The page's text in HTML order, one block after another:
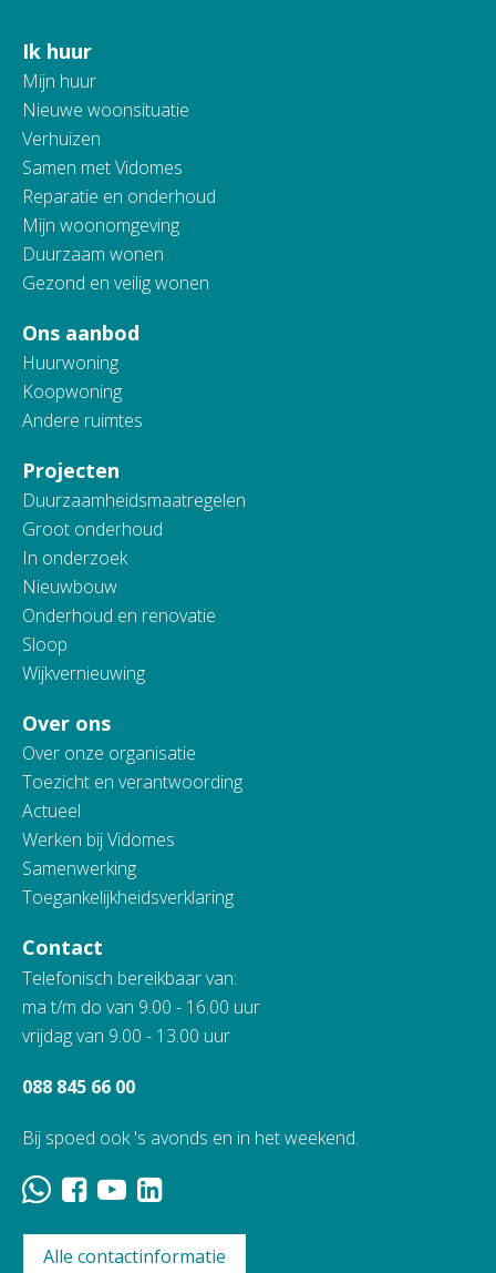
Contactinformatie
Ik huur
Mijn huur
Nieuwe woonsituatie
Verhuizen
Samen met Vidomes
Reparatie en onderhoud
Mijn woonomgeving
Duurzaam wonen
Gezond en veilig wonen
Ons aanbod
Huurwoning
Koopwoning
Andere ruimtes
Projecten
Duurzaamheidsmaatregelen
Groot onderhoud
In onderzoek
Nieuwbouw
Onderhoud en renovatie
Sloop
Wijkvernieuwing
Over ons
Over onze organisatie
Toezicht en verantwoording
Actueel
Werken bij Vidomes
Samenwerking
Toegankelijkheidsverklaring
Contact
Telefonisch bereikbaar van:
ma t/m do van 9.00 - 16.00 uur
vrijdag van 9.00 - 13.00 uur
088 845 66 00
Bij spoed ook 's avonds en in het weekend.
Alle contactinformatie